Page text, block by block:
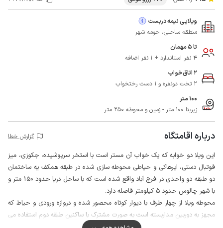
ویلایی نیمه دربست
منطقه ساحلی، حومه شهر
تا 5 مهمان
4 نفر استاندارد + 1 نفر اضافه
2 اتاق‌خواب
2 تخت دونفره و 1 دست رختخواب
100 متر
زیربنا 100 متر - زمین و محوطه 250 متر
درباره اقامتگاه گزارش خطا
این ویلا دو خوابه که یک خواب آن مستر است با استخر سرپوشیده، جکوزی، میز
فوتبال دستی، ایرهاکی و حیاطی محوطه سازی شده در طبقه همکف یه ساختمان
دو طبقه دو واحدی در فرج آباد واقع شده است که با ساحل دریا حدود 150 متر و
با شهر چالوس حدود 5 کیلومتر فاصله دارد.
محوطه ویلا از چهار طرف با دیوار کوتاه محصور شده و دروازه ورودی و حیاط که
مجهز به دوربین مداربسته است به صورت مشترک با ساکنین طبقه دوم استفاده می